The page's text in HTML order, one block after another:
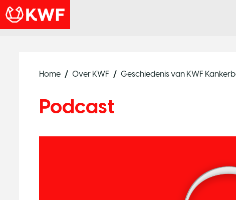
Home Over KWF Geschiedenis van KWF
Podcast